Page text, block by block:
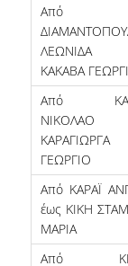
Από
ΛΕΩΝΙΔΑ
ΚΑΚΑΒΑ
Από
ΝΙΚΟΛΑΟ
ΚΑΡΑΓΙΩΡΓΑ
ΓΕΩΡΓΙΟ
Από ΚΑΡΑΪ
έως ΚΙΚΗ
ΜΑΡΙΑ
Από